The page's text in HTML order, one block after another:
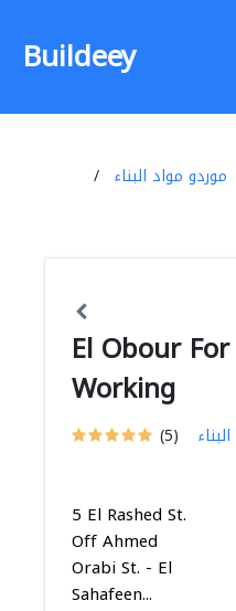
Buildeey
موردو مواد البناء
El Obour
Working
(5)
5 El Rashed St.
Off Ahmed
Orabi St. - El
Sahafeen...